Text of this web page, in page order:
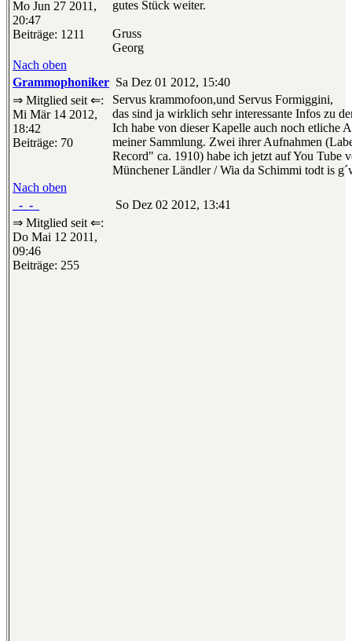
Mo Jun 27 2011,
20:47
Beiträge: 1211
gutes Stück weiter.
Gruss
Georg
Nach oben
Grammophoniker Sa Dez 01 2012, 15:40
⇒ Mitglied seit ⇐:
Mi Mär 14 2012,
18:42
Beiträge: 70
Servus krammofoon,und Servus Formiggini,
das sind ja wirklich sehr interessante Infos zu
Ich habe von dieser Kapelle auch noch etliche
meiner Sammlung. Zwei ihrer Aufnahmen
Record" ca. 1910) habe ich jetzt auf You Tube
Münchener Ländler / Wia da Schimmi todt is
Nach oben
_-_-_
So Dez 02 2012, 13:41
⇒ Mitglied seit ⇐:
Do Mai 12 2011,
09:46
Beiträge: 255